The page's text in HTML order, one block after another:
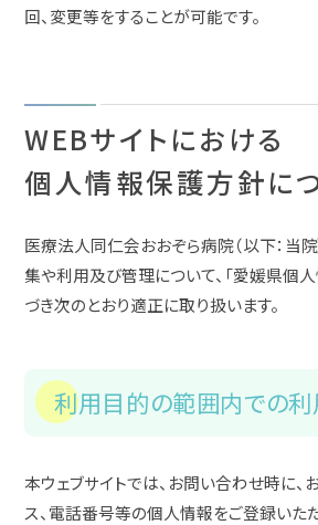
回、変更等をすることが可能です。
WEBサイトにおける
個人情報保護方針に
医療法人同仁会おおぞら病院（以下：当
集や利用及び管理について、「愛媛県個
づき次のとおり適正に取り扱います。
利用目的の範囲内での利
本ウェブサイトでは、お問い合わせ時に、
ス、電話番号等の個人情報をご登録いた